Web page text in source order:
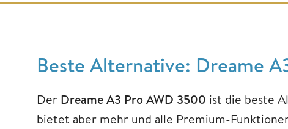
Beste Alternative: Dreame
Der Dreame A3 Pro AWD 3500 ist die beste
bietet aber mehr und alle Premium-